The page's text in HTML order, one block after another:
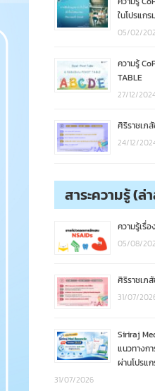
ในโปรแก
05/02/
ความรู้
TABLE
27/12/
ศิริราชเภ
24/12/
สาระความรู้ (ล่
ความรู้เรื่อ
05/08/
ศิริราชเภ
31/07/
Siriraj
แนวทางก
ผ่านโปรแ
31/07/2026